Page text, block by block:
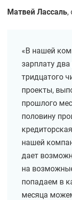
Матвей Лассаль,
«В нашей
зарплату
тридцатого
проекты,
прошлого
половину
нашей
дает
на
попадаем в
месяца